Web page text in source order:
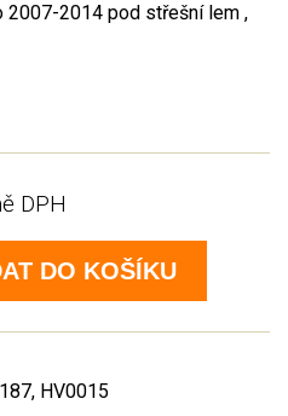
2007-2014 pod střešní lem ,
DPH
DO KOŠÍKU
HV0015